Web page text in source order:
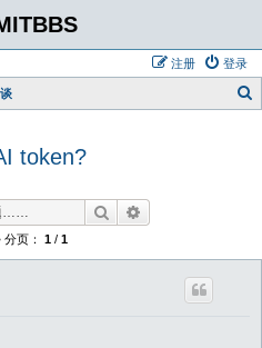
登录
注册
token?
搜索
分页： 1 / 1